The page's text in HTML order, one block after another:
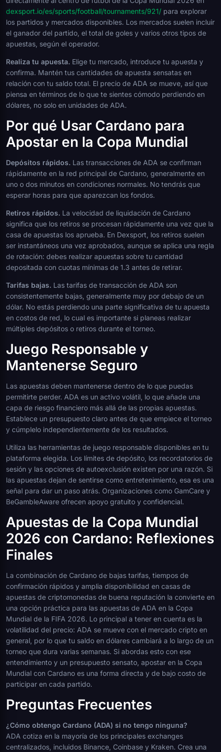
dexsport.io/es/sports/football/tournaments/921/ para explorar
los partidos y mercados disponibles. Los mercados suelen incluir
el ganador del partido, el total de goles y varios otros tipos de
apuestas, según el operador.
Realiza tu apuesta. Elige tu mercado, introduce tu apuesta y
confirma. Mantén tus cantidades de apuesta sensatas en
relación con tu saldo total. El precio de ADA se mueve, así que
piensa en términos de lo que te sientes cómodo perdiendo en
dólares, no solo en unidades de ADA.
Por qué Usar Cardano para
Apostar en la Copa Mundial
Depósitos rápidos. Las transacciones de ADA se confirman
rápidamente en la red principal de Cardano, generalmente en
uno o dos minutos en condiciones normales. No tendrás que
esperar horas para que aparezcan los fondos.
Retiros rápidos. La velocidad de liquidación de Cardano
significa que los retiros se procesan rápidamente una vez que la
casa de apuestas los aprueba. En Dexsport, los retiros suelen
ser instantáneos una vez aprobados, aunque se aplica una regla
de rotación: debes realizar apuestas sobre tu cantidad
depositada con cuotas mínimas de 1.3 antes de retirar.
Tarifas bajas. Las tarifas de transacción de ADA son
consistentemente bajas, generalmente muy por debajo de un
dólar. No estás perdiendo una parte significativa de tu apuesta
en costos de red, lo cual es importante si planeas realizar
múltiples depósitos o retiros durante el torneo.
Juego Responsable y
Mantenerse Seguro
Las apuestas deben mantenerse dentro de lo que puedas
permitirte perder. ADA es un activo volátil, lo que añade una
capa de riesgo financiero más allá de las propias apuestas.
Establece un presupuesto claro antes de que empiece el torneo
y cúmplelo independientemente de los resultados.
Utiliza las herramientas de juego responsable disponibles en tu
plataforma elegida. Los límites de depósito, los recordatorios de
sesión y las opciones de autoexclusión existen por una razón. Si
las apuestas dejan de sentirse como entretenimiento, esa es una
señal para dar un paso atrás. Organizaciones como GamCare y
BeGambleAware ofrecen apoyo gratuito y confidencial.
Apuestas de la Copa Mundial
2026 con Cardano: Reflexiones
Finales
La combinación de Cardano de bajas tarifas, tiempos de
confirmación rápidos y amplia disponibilidad en casas de
apuestas de criptomonedas de buena reputación la convierte en
una opción práctica para las apuestas de ADA en la Copa
Mundial de la FIFA 2026. Lo principal a tener en cuenta es la
volatilidad del precio: ADA se mueve con el mercado cripto en
general, por lo que tu saldo en dólares cambiará a lo largo de un
torneo que dura varias semanas. Si abordas esto con ese
entendimiento y un presupuesto sensato, apostar en la Copa
Mundial con Cardano es una forma directa y de bajo costo de
participar en cada partido.
Preguntas Frecuentes
¿Cómo obtengo Cardano (ADA) si no tengo ninguna?
ADA cotiza en la mayoría de los principales exchanges
centralizados, incluidos Binance, Coinbase y Kraken. Crea una